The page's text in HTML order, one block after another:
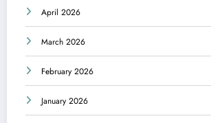
April 2026
March 2026
February 2026
January 2026